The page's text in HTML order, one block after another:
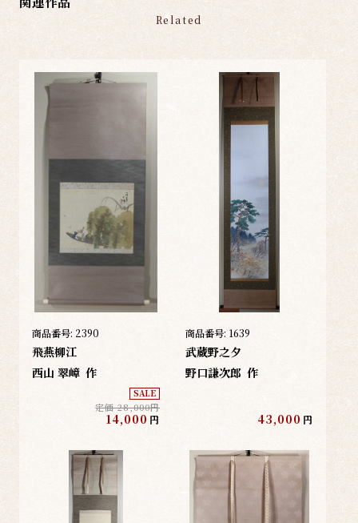
Related
商品番号: 2390
飛燕柳江
西山 翠嶂 作
SALE
定価 28,000円
14,000 円
商品番号: 1639
武蔵野之夕
野口謙次郎 作
43,000 円